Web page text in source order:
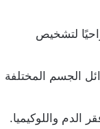
لتشخيص
الجسم المختلفة
الدم واللوكيميا.